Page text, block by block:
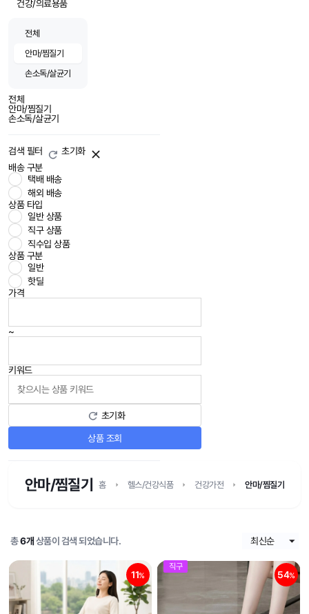
건강/의료용품
전체
안마/찜질기
손소독/살균기
전체
안마/찜질기
손소독/살균기
검색 필터
초기화
배송 구분
택배 배송
해외 배송
상품 타입
일반 상품
직구 상품
직수입 상품
상품 구분
일반
핫딜
가격
~
키워드
초기화
상품 조회
안마/찜질기 홈 헬스/건강식품 건강가전 안마/찜질기
총6개 상품이 검색 되었습니다.
11%
직구
54%